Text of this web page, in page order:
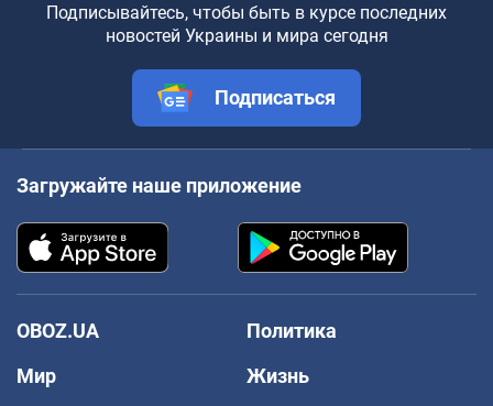
Подписывайтесь, чтобы быть в курсе последних
новостей Украины и мира сегодня
Подписаться
Загружайте наше приложение
OBOZ.UA
Политика
Мир
Жизнь